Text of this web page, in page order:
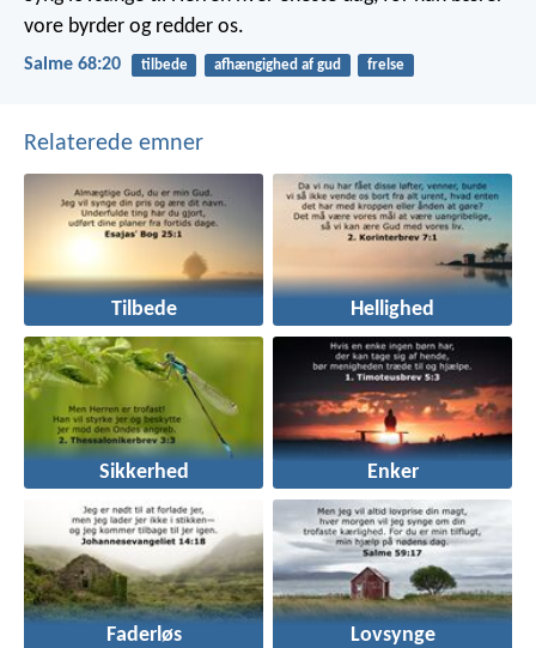
vore byrder og redder os.
Salme 68:20 tilbede afhængighed af gud frelse
Relaterede emner
Tilbede Hellighed
Sikkerhed Enker
Faderløs Lovsynge